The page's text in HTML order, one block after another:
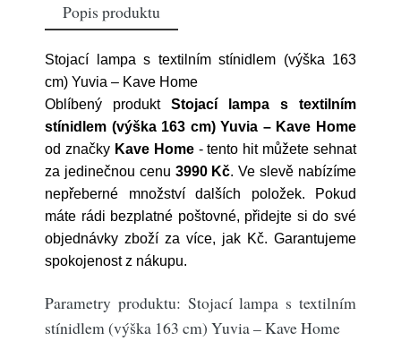
Popis produktu
Stojací lampa s textilním stínidlem (výška 163
cm) Yuvia – Kave Home
Oblíbený produkt Stojací lampa s textilním
stínidlem (výška 163 cm) Yuvia – Kave Home
od značky Kave Home- tento hit můžete sehnat
za jedinečnou cenu 3990 Kč. Ve slevě nabízíme
nepřeberné množství dalších položek. Pokud
máte rádi bezplatné poštovné, přidejte si do své
objednávky zboží za více, jak Kč. Garantujeme
spokojenost z nákupu.
Parametry produktu: Stojací lampa s textilním
stínidlem (výška 163 cm) Yuvia – Kave Home